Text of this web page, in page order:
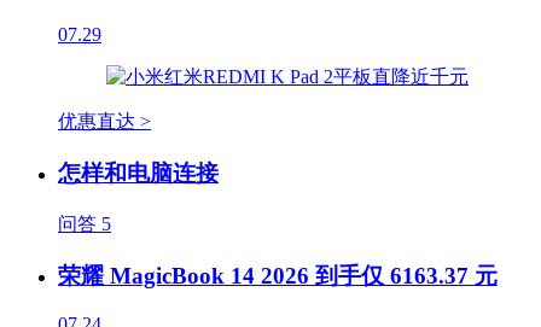
07.29
优惠直达 >
怎样和电脑连接
问答 5
荣耀 MagicBook 14 2026 到手仅 6163.37 元